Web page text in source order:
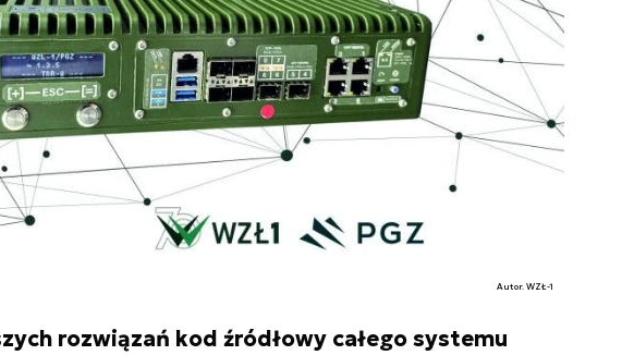
Autor. WZŁ-1
rozwiązań kod źródłowy całego systemu